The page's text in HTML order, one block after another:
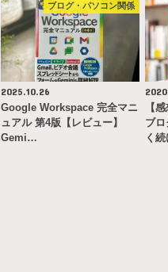
ブログ・パソコン関係
2025.10.26
Google Workspace 完全マニ
ュアル 第4版【レビュー】
Gemi…
【
ブ
く